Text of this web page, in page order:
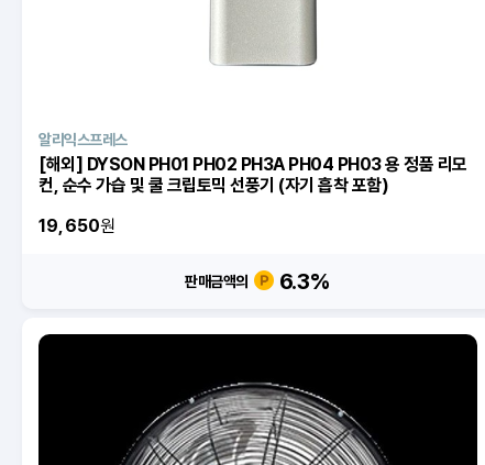
알리익스프레스
[해외] DYSON PH01 PH02 PH3A PH04 PH03 용 정품 리모
컨, 순수 가습 및 쿨 크립토믹 선풍기 (자기 흡착 포함)
19,650원
판매금액의 6.3%